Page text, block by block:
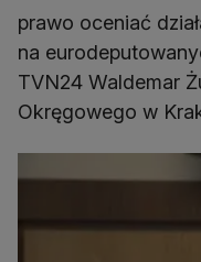
prawo oceniać
na
TVN24 Waldemar
Okręgowego w